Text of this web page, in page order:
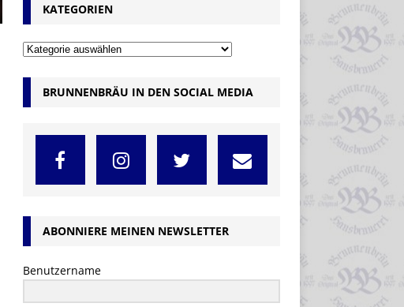
KATEGORIEN
BRUNNENBRÄU IN DEN SOCIAL MEDIA
ABONNIERE MEINEN NEWSLETTER
Benutzername